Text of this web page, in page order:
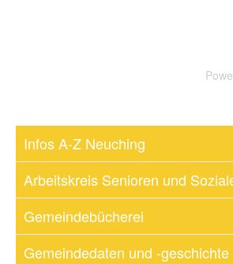
Infos A-Z Neuching
Arbeitskreis Senioren und
Gemeindebücherei
Gemeindedaten und -geschichte